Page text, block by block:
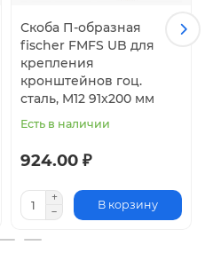
Скоба П-образная
fischer FMFS UB для
крепления
кронштейнов гоц.
сталь, M12 91x200 мм
Есть в наличии
924.00 ₽
В корзину